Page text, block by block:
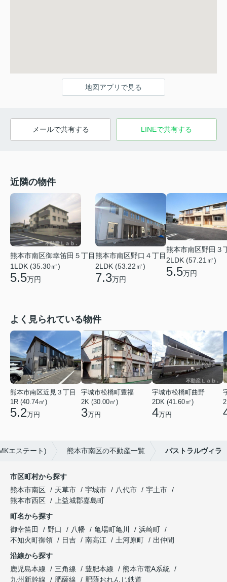
地図アプリで見る
メールで共有する LINEで共有する
近隣の物件
熊本市南区御幸笛田５丁目
1LDK (35.30㎡)
5.5万円
熊本市南区野口４丁目
2LDK (53.22㎡)
7.3万円
熊本市南区野田３
2LDK (57.21㎡)
5.5万円
よく見られている物件
熊本市南区近見３丁目
1R (40.74㎡)
5.2万円
宇城市松橋町豊福
2K (30.00㎡)
3万円
宇城市松橋町曲野
2DK (41.60㎡)
4万円
エステート) 熊本市南区の不動産一覧 パストラルヴィラ
市区町村から探す
熊本市南区
天草市 宇城市 八代市
宇土市
熊本市西区
上益城郡嘉島町
町名から探す
御幸笛田
野口 八幡 亀場町亀川
浜崎町
不知火町御領
日吉 南高江 土河原町
出仲間
沿線から探す
鹿児島本線
三角線 豊肥本線
熊本市電A系統
九州新幹線
肥薩線
肥薩おれんじ鉄道